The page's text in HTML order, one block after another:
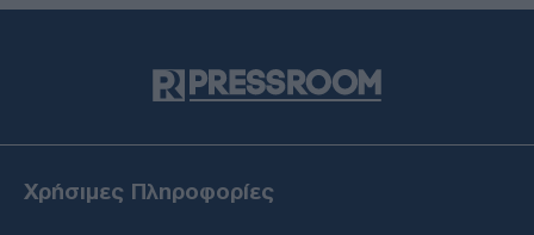
Χρήσιμες Πληροφορίες